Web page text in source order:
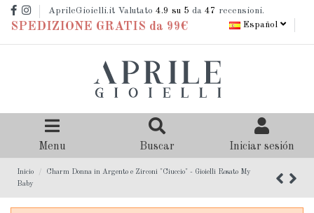
AprileGioielli.it Valutato 4.9 su 5 da 47 recensioni.
SPEDIZIONE GRATIS da 99€ Español
Menu Buscar Iniciar sesión
Inicio
Charm Donna in Argento e Zirconi "Ciuccio" - Gioielli Rosato My
Baby